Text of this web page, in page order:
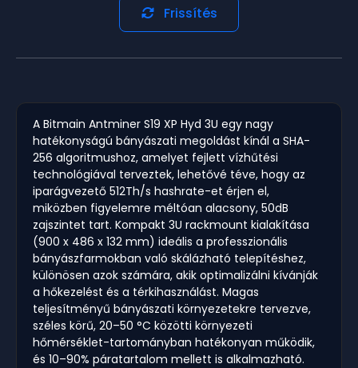
Frissítés
A Bitmain Antminer S19 XP Hyd 3U egy nagy
hatékonyságú bányászati megoldást kínál a SHA-
256 algoritmushoz, amelyet fejlett vízhűtési
technológiával terveztek, lehetővé téve, hogy az
iparágvezető 512Th/s hashrate-et érjen el,
miközben figyelemre méltóan alacsony, 50dB
zajszintet tart. Kompakt 3U rackmount kialakítása
(900 x 486 x 132 mm) ideális a professzionális
bányászfarmokban való skálázható telepítéshez,
különösen azok számára, akik optimalizálni kívánják
a hőkezelést és a térkihasználást. Magas
teljesítményű bányászati környezetekre tervezve,
széles körű, 20–50 °C közötti környezeti
hőmérséklet-tartományban hatékonyan működik,
és 10–90% páratartalom mellett is alkalmazható.